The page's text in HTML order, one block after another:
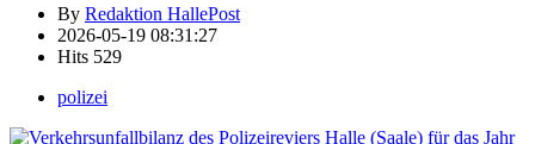
By Redaktion HallePost
2026-05-19 08:31:27
Hits 529
polizei